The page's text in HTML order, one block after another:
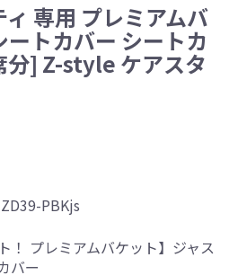
専用 プレミアムバ
トカバー シートカ
分] Z-style ケアスタ
PBKjs
！ プレミアムバケット】ジャス
バー